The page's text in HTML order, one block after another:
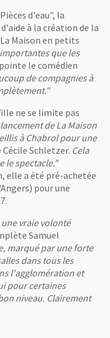
d'eau", la
à la création de la
Maison en petits
que les
pointe le comédien
de compagnies à
ne se limite pas
de La Maison
à Chabrol pour une
Schletzer. Cela
le spectacle."
elle a été pré-achetée
pour une
une vraie volonté
Samuel
marqué par une forte
dans tous les
l'agglomération et
pour certaines
niveau. Clairement